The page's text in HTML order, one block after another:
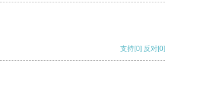
支持[0] 反对[0]